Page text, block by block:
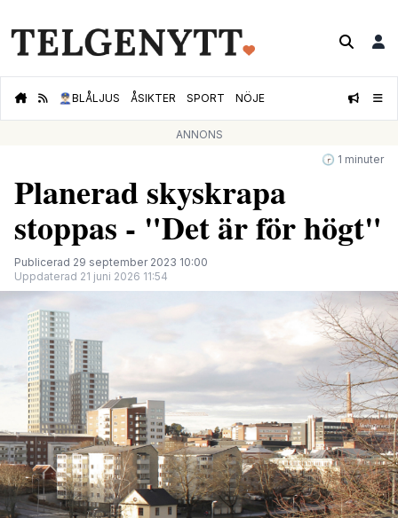
👮🏻‍♂️BLÅLJUS ÅSIKTER SPORT NÖJE
ANNONS
🕝 1 minuter
Planerad skyskrapa
stoppas - "Det är för högt"
Publicerad 29 september 2023 10:00
Uppdaterad 21 juni 2026 11:54